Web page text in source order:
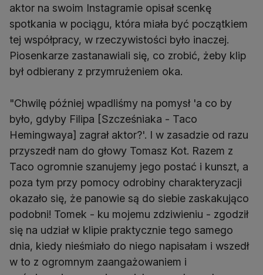
aktor na swoim Instagramie opisał scenkę
spotkania w pociągu, która miała być początkiem
tej współpracy, w rzeczywistości było inaczej.
Piosenkarze zastanawiali się, co zrobić, żeby klip
był odbierany z przymrużeniem oka.
"Chwilę później wpadliśmy na pomysł 'a co by
było, gdyby Filipa [Szcześniaka - Taco
Hemingwaya] zagrał aktor?'. I w zasadzie od razu
przyszedł nam do głowy Tomasz Kot. Razem z
Taco ogromnie szanujemy jego postać i kunszt, a
poza tym przy pomocy odrobiny charakteryzacji
okazało się, że panowie są do siebie zaskakująco
podobni! Tomek - ku mojemu zdziwieniu - zgodził
się na udział w klipie praktycznie tego samego
dnia, kiedy nieśmiało do niego napisałam i wszedł
w to z ogromnym zaangażowaniem i